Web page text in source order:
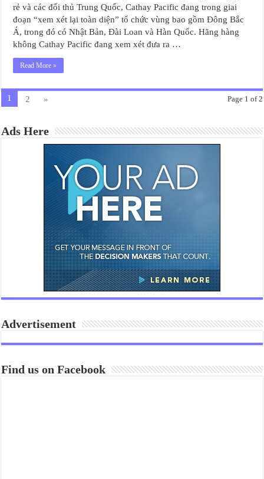
rẻ và các đối thủ Trung Quốc, Cathay Pacific đang trong giai
đoạn “xem xét lại toàn diện” tổ chức vùng bao gồm Đông Bắc
Á, trong đó có Nhật Bản, Đài Loan và Hàn Quốc. Hãng hàng
không Cathay Pacific đang xem xét đưa ra …
Read More »
Page 1 of 2
1 2 »
Ads Here
Advertisement
Find us on Facebook